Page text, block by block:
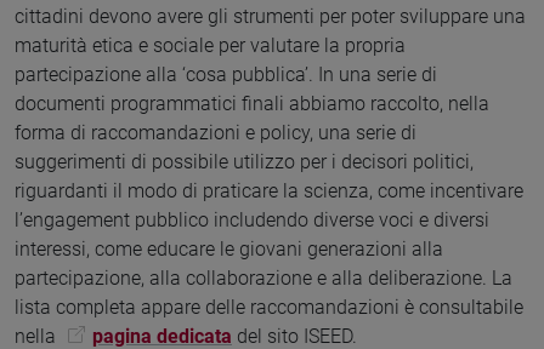
cittadini devono avere gli strumenti per poter sviluppare una
maturità etica e sociale per valutare la propria
partecipazione alla ‘cosa pubblica’. In una serie di
documenti programmatici finali abbiamo raccolto, nella
forma di raccomandazioni e policy, una serie di
suggerimenti di possibile utilizzo per i decisori politici,
riguardanti il modo di praticare la scienza, come incentivare
l’engagement pubblico includendo diverse voci e diversi
interessi, come educare le giovani generazioni alla
partecipazione, alla collaborazione e alla deliberazione. La
lista completa appare delle raccomandazioni è consultabile
nella
pagina dedicata del sito ISEED.